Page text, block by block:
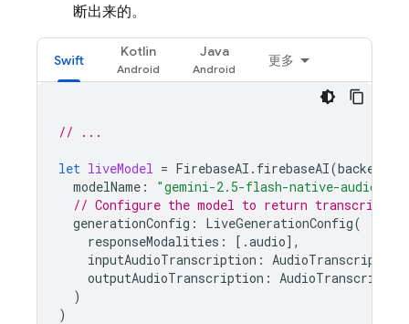
断出来的。
Swift
Kotlin Java
更多
// ...
let liveModel = FirebaseAI . firebaseAI(backend
modelName :
"gemini-2.5-flash-native-audio-
// Configure the model to return
generationConfig : LiveGenerationConfig(
responseModalities : [.audio],
inputAudioTranscription :
outputAudioTranscription :
)
)